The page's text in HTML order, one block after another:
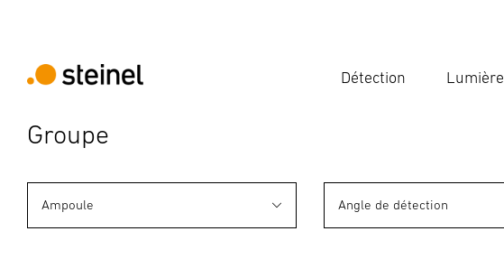
Détection Lumière
Groupe
Ampoule Angle de détection